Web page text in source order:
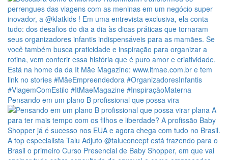
Pensando em um plano B profissional que possa vira